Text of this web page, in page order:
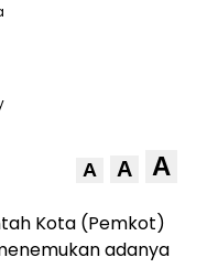
A A A
Kota (Pemkot)
adanya